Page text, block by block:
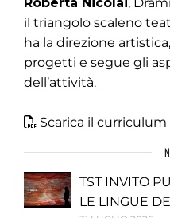
Roberta Nicolai,
il triangolo scaleno
ha la direzione
progetti e segue gli
dell’attività.
Scarica il curriculum
TST INVITO
LE LINGUE